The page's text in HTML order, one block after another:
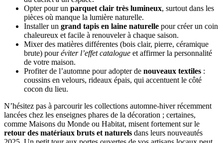
Opter pour un parquet clair très lumineux, surtout dans les
pièces où manque la lumière naturelle.
Installer un grand tapis en laine naturelle pour créer un coin
chaleureux et facile à renouveler à chaque saison.
Mixer des matières différentes (bois clair, pierre, céramique
brute) pouréviter l’effet catalogue et affirmer la personnalité
de votre maison.
Profiter de l’automne pour adopter de nouveaux textiles :
coussins en velours, rideaux épais, qui accentuent le côté
cocon du lieu.
N’hésitez pas à parcourir les collections automne-hiver récemment
lancées chez les enseignes phares de la décoration ; certaines,
comme Maisons du Monde ou Habitat, misent fortement sur le
retour des matériaux bruts et naturels dans leurs nouveautés